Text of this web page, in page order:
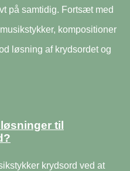
på samtidig. Fortsæt med
kompositioner
løsning af krydsordet og
til
krydsord ved at